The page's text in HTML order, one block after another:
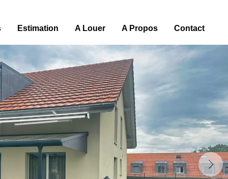
Estimation A Louer A Propos Contact